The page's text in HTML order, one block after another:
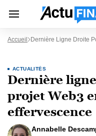
Accueil Dernière Ligne Droite
ACTUALITÉS
Dernière
projet Web3
effervescence
Annabelle